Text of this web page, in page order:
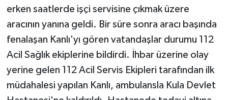
erken saatlerde işçi servisine çıkmak üzere
aracının yanına geldi. Bir süre sonra aracı başında
fenalaşan Kanlı'yı gören vatandaşlar durumu 112
Acil Sağlık ekiplerine bildirdi. İhbar üzerine olay
yerine gelen 112 Acil Servis Ekipleri tarafından ilk
müdahalesi yapılan Kanlı, ambulansla Kula Devlet